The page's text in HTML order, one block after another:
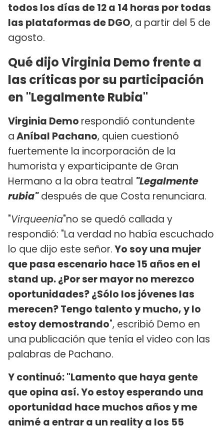
todos los días de 12 a 14 horas por todas
las plataformas de DGO, a partir del 5 de
agosto.
Qué dijo Virginia Demo frente a
las críticas por su participación
en "Legalmente Rubia"
Virginia Demo respondió contundente
aAníbal Pachano, quien cuestionó
fuertemente la incorporación de la
humorista y exparticipante de Gran
Hermano a la obra teatral "Legalmente
rubia"después de que Costa renunciara.
"Virqueenia"no se quedó callada y
respondió: "La verdad no había escuchado
lo que dijo este señor.Yo soy una mujer
que pasa escenario hace 15 años en el
stand up. ¿Por ser mayor no merezco
oportunidades? ¿Sólo los jóvenes las
merecen? Tengo talento y mucho, y lo
estoy demostrando", escribió Demo en
una publicación que tenía el video con las
palabras de Pachano.
Y continuó: "Lamento que haya gente
que opina así. Yo estoy esperando una
oportunidad hace muchos años y me
animé a entrar a un reality a los 55